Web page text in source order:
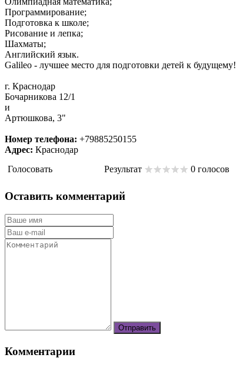
Программирование;
Подготовка к школе;
Рисование и лепка;
Шахматы;
Английский язык.
Galileo - лучшее место для подготовки детей к будущему!
г. Краснодар
Бочарникова 12/1
и
Артюшкова, 3"
Номер телефона: +79885250155
Адрес: Краснодар
Голосовать
Результат 0 голосов
Оставить комментарий
Комментарии